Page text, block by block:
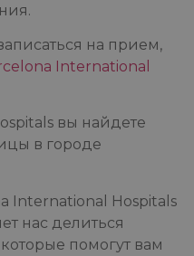
на прием,
International
вы найдете
в городе
International Hospitals
нас делиться
помогут вам